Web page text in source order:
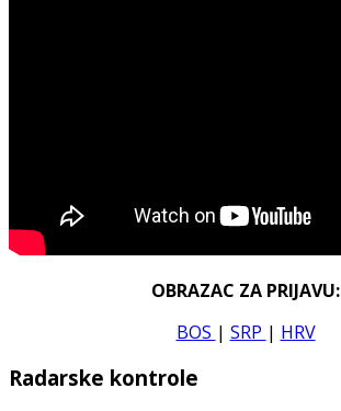
OBRAZAC ZA PRIJAVU:
BOS | SRP | HRV
Radarske kontrole